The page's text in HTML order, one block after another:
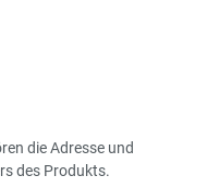
die Adresse und
des Produkts.